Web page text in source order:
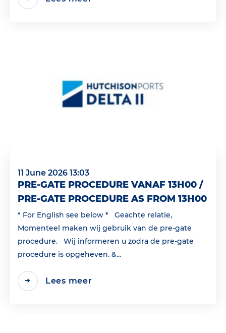
11 June 2026 13:03
PRE-GATE PROCEDURE VANAF 13H00 /
PRE-GATE PROCEDURE AS FROM 13H00
* For English see below * Geachte relatie,
Momenteel maken wij gebruik van de pre-gate
procedure. Wij informeren u zodra de pre-gate
procedure is opgeheven. &...
Lees meer